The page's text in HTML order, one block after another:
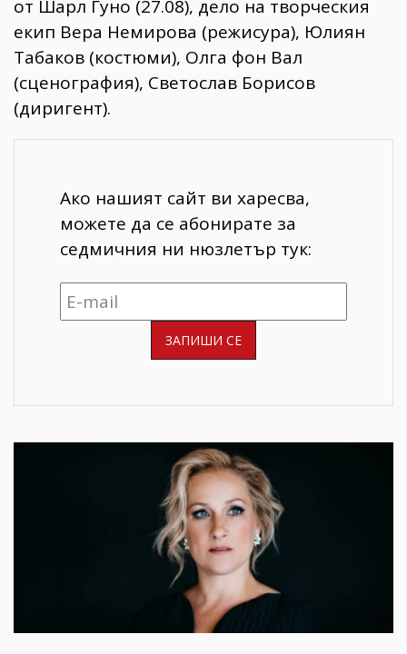
от Шарл Гуно (27.08), дело на творческия
екип Вера Немирова (режисура), Юлиян
Табаков (костюми), Олга фон Вал
(сценография), Светослав Борисов
(диригент).
Ако нашият сайт ви харесва,
можете да се абонирате за
седмичния ни нюзлетър тук: